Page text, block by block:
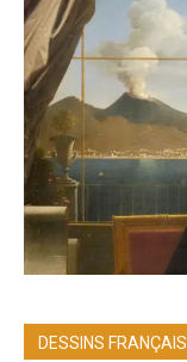
DESSINS FRANÇAIS